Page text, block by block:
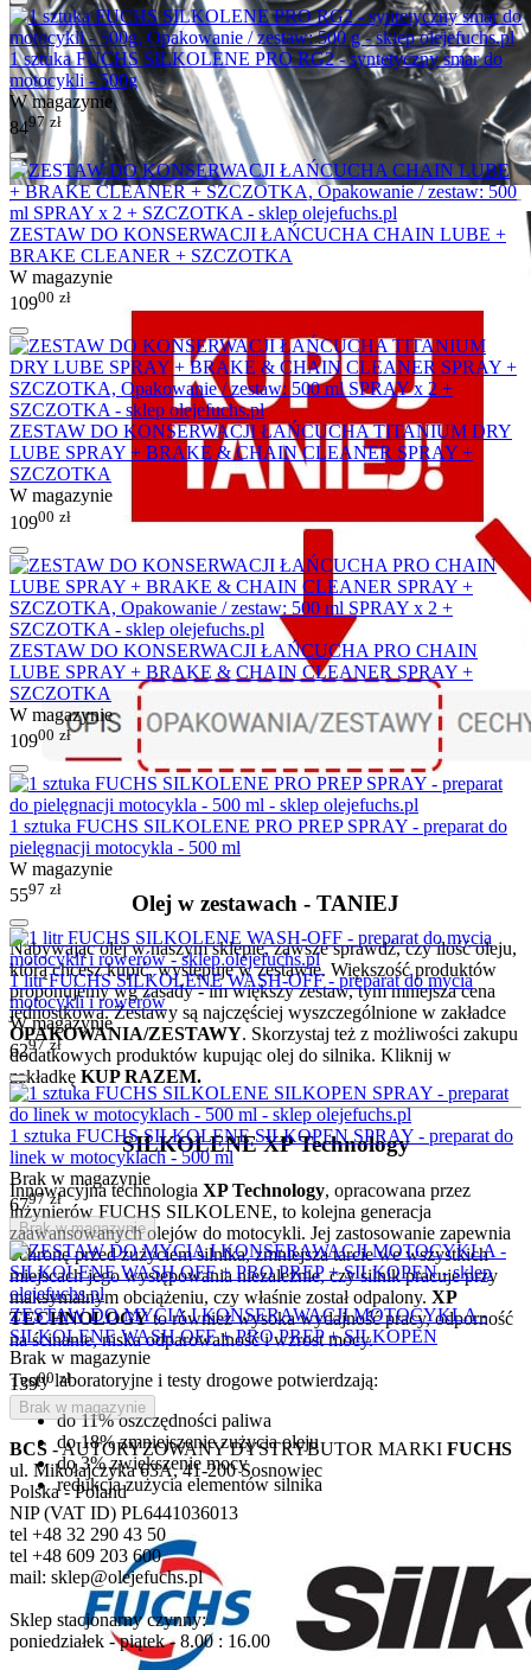
Olej w zestawach - TANIEJ
Nabywając olej w naszym sklepie, zawsze sprawdź, czy ilość oleju,
którą chcesz kupić, występuje w zestawie. Większość produktów
proponujemy wg zasady - im większy zestaw, tym mniejsza cena
jednostkowa. Zestawy są najczęściej wyszczególnione w zakładce
OPAKOWANIA/ZESTAWY. Skorzystaj też z możliwości zakupu
dodatkowych produktów kupując olej do silnika. Kliknij w
zakładkę KUP RAZEM.
SILKOLENE XP Technology
Innowacyjna technologia XP Technology, opracowana przez
inżynierów FUCHS SILKOLENE, to kolejna generacja
zaawansowanych olejów do motocykli. Jej zastosowanie zapewnia
ochronę przed zużyciem silnika, zmniejsza tarcie we wszystkich
miejscach jego występowania niezależnie, czy silnik pracuje przy
maksymalnym obciążeniu, czy właśnie został odpalony. XP
TECHNOLOGYto również wysoka wydajność pracy, odporność
na ścinanie, niska odparowalność i wzrost mocy.
Testy laboratoryjne i testy drogowe potwierdzają:
do 11% oszczędności paliwa
do 18% zmniejszenie zużycia oleju
do 3% zwiększenie mocy
redukcja zużycia elementów silnika
1 sztuka FUCHS SILKOLENE PRO RG2 - syntetyczny smar do
motocykli - 500g
W magazynie
8497 zł
ZESTAW DO KONSERWACJI ŁAŃCUCHA CHAIN LUBE +
BRAKE CLEANER + SZCZOTKA
W magazynie
10900 zł
ZESTAW DO KONSERWACJI ŁAŃCUCHA TITANIUM DRY
LUBE SPRAY + BRAKE & CHAIN CLEANER SPRAY +
SZCZOTKA
W magazynie
10900 zł
ZESTAW DO KONSERWACJI ŁAŃCUCHA PRO CHAIN
LUBE SPRAY + BRAKE & CHAIN CLEANER SPRAY +
SZCZOTKA
W magazynie
10900 zł
1 sztuka FUCHS SILKOLENE PRO PREP SPRAY - preparat do
pielęgnacji motocykla - 500 ml
W magazynie
5597 zł
1 litr FUCHS SILKOLENE WASH-OFF - preparat do mycia
motocykli i rowerów
W magazynie
6297 zł
1 sztuka FUCHS SILKOLENE SILKOPEN SPRAY - preparat do
linek w motocyklach - 500 ml
Brak w magazynie
6797 zł
Brak w magazynie
ZESTAW DO MYCIA I KONSERAWACJI MOTOCYKLA -
SILKOLENE WASH OFF + PRO PREP + SILKOPEN
Brak w magazynie
13900 zł
Brak w magazynie
BCS - AUTORYZOWANY DYSTRYBUTOR MARKI FUCHS
ul. Mikołajczyka 63A, 41-200 Sosnowiec
Polska - Poland
NIP (VAT ID) PL6441036013
tel +48 32 290 43 50
tel +48 609 203 600
mail: sklep@olejefuchs.pl
Sklep stacjonarny czynny:
poniedziałek - piątek - 8.00 : 16.00